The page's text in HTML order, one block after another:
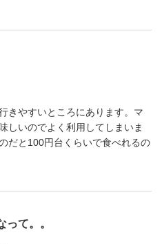
きやすいところにあります。マ
しいのでよく利用してしまいま
だと100円台くらいで食べれるの
て。。